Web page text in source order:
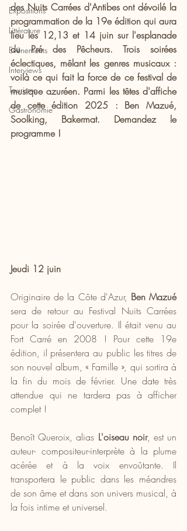
Expositions
Littérature
Evénements
Interviews
Tourisme
Gastronomie
des Nuits Carrées d'Antibes ont dévoilé la
programmation de la 19e édition qui aura
lieu les 12,13 et 14 juin sur l'esplanade
du Pré des Pêcheurs. Trois soirées
éclectiques, mêlant les genres musicaux :
voilà ce qui fait la force de ce festival de
musique azuréen. Parmi les têtes d'affiche
de cette édition 2025 : Ben Mazué,
Soolking, Bakermat. Demandez le
programme !
Jeudi 12 juin
Originaire de la Côte d'Azur, Ben Mazué
sera de retour au Festival Nuits Carrées
pour la soirée d'ouverture. Il était venu au
Fort Carré en 2008 ! Pour cette 19e
édition, il présentera au public les titres de
son nouvel album, « Famille », qui sortira à
la fin du mois de février. Une date très
attendue qui ne tardera pas à afficher
complet !
Benoît Queroix, alias L'oiseau noir, est un
auteur- compositeur-interprète à la plume
acérée et à la voix envoûtante. Il
transportera le public dans les méandres
de son âme et dans son univers musical, à
la fois intime et universel.